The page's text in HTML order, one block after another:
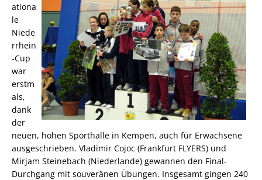
ationa
le
Niede
rrhein
-Cup
war
erstm
als,
dank
der
neuen, hohen Sporthalle in Kempen, auch für Erwachsene
ausgeschrieben. Vladimir Cojoc (Frankfurt FLYERS) und
Mirjam Steinebach (Niederlande) gewannen den Final-
Durchgang mit souveränen Übungen. Insgesamt gingen 240